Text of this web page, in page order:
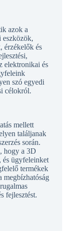
azok a
eszközök,
érzékelők és
elektronikai és
szó egyedi
célokról.
mellett
találjanak
során.
hogy a 3D
és ügyfeleinket
termékek
megbízhatóság
fejlesztést.